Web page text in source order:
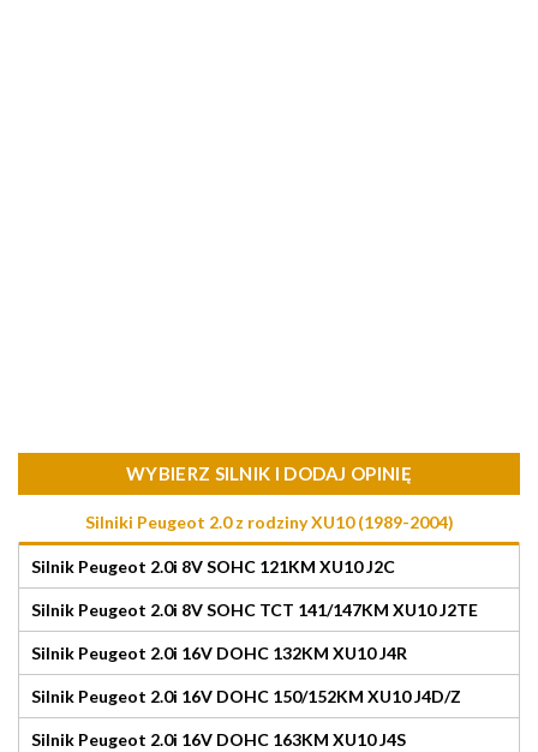
WYBIERZ SILNIK I DODAJ OPINIĘ
Silniki Peugeot 2.0 z rodziny XU10 (1989-2004)
Silnik Peugeot 2.0i 8V SOHC 121KM XU10 J2C
Silnik Peugeot 2.0i 8V SOHC TCT 141/147KM XU10 J2TE
Silnik Peugeot 2.0i 16V DOHC 132KM XU10 J4R
Silnik Peugeot 2.0i 16V DOHC 150/152KM XU10 J4D/Z
Silnik Peugeot 2.0i 16V DOHC 163KM XU10 J4S